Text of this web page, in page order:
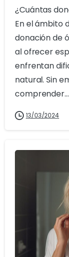
¿Cuántas
En el ámbito
donación de
al ofrecer
enfrentan
natural. Sin
comprender...
13/03/2024